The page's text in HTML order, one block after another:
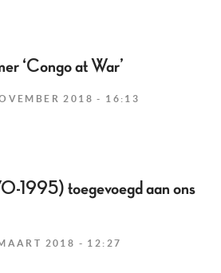
‘Congo at War’
2018 - 16:13
1995) toegevoegd aan ons
2018 - 12:27